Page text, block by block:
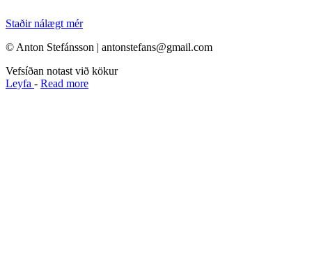
Staðir nálægt mér
© Anton Stefánsson | antonstefans@gmail.com
Vefsíðan notast við kökur
Leyfa - Read more